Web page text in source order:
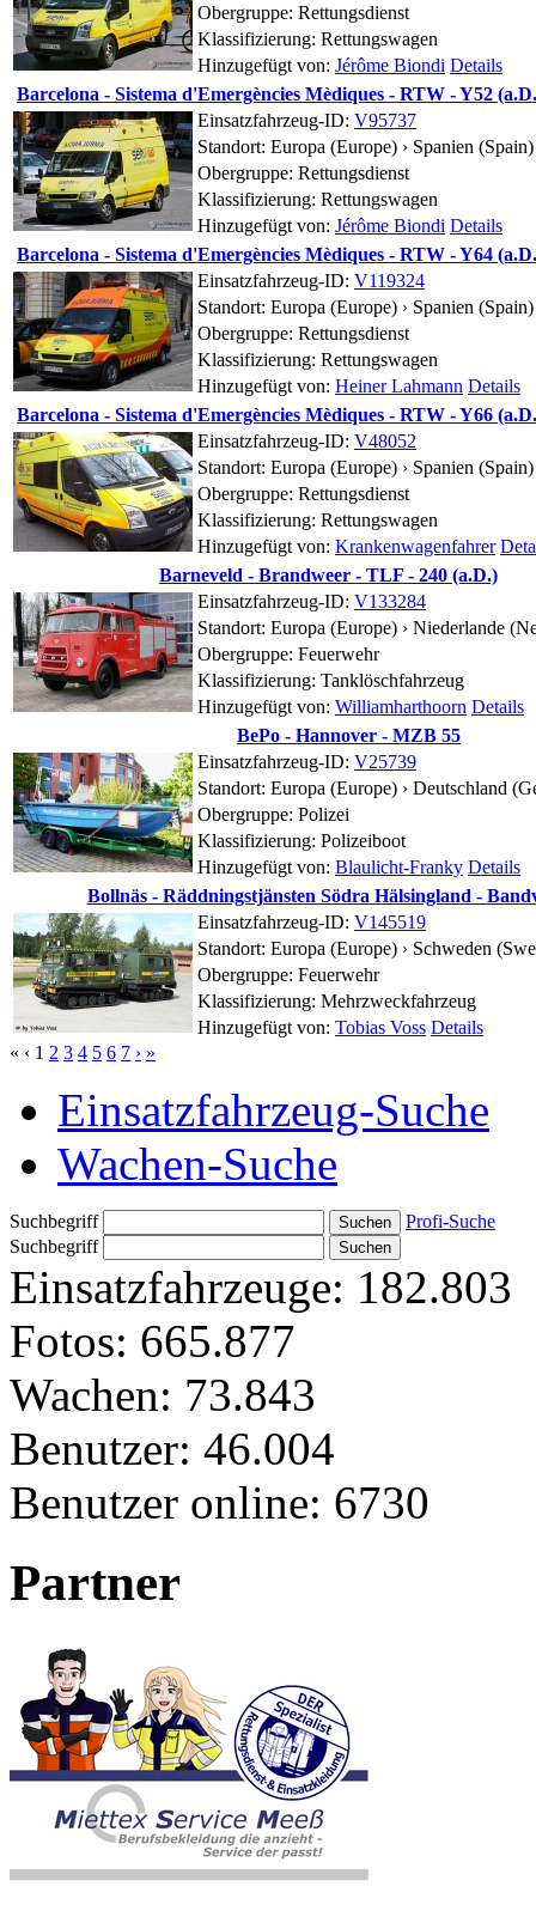
Obergruppe: Rettungsdienst
Klassifizierung: Rettungswagen
Hinzugefügt von: Jérôme Biondi Details
Barcelona - Sistema d'Emergències Mèdiques - RTW - Y52
Einsatzfahrzeug-ID: V95737
Standort: Europa (Europe) › Spanien
Obergruppe: Rettungsdienst
Klassifizierung: Rettungswagen
Hinzugefügt von: Jérôme Biondi Details
Barcelona - Sistema d'Emergències Mèdiques - RTW - Y64
Einsatzfahrzeug-ID: V119324
Standort: Europa (Europe) › Spanien
Obergruppe: Rettungsdienst
Klassifizierung: Rettungswagen
Hinzugefügt von: Heiner Lahmann Details
Barcelona - Sistema d'Emergències Mèdiques - RTW - Y66
Einsatzfahrzeug-ID: V48052
Standort: Europa (Europe) › Spanien
Obergruppe: Rettungsdienst
Klassifizierung: Rettungswagen
Hinzugefügt von: Krankenwagenfahrer
Barneveld - Brandweer - TLF - 240 (a.D.)
Einsatzfahrzeug-ID: V133284
Standort: Europa (Europe) › Niederlande
Obergruppe: Feuerwehr
Klassifizierung: Tanklöschfahrzeug
Hinzugefügt von: Williamharthoorn Details
BePo - Hannover - MZB 55
Einsatzfahrzeug-ID: V25739
Standort: Europa (Europe) › Deutschland
Obergruppe: Polizei
Klassifizierung: Polizeiboot
Hinzugefügt von: Blaulicht-Franky Details
Bollnäs - Räddningstjänsten Södra Hälsingland -
Einsatzfahrzeug-ID: V145519
Standort: Europa (Europe) › Schweden
Obergruppe: Feuerwehr
Klassifizierung: Mehrzweckfahrzeug
Hinzugefügt von: Tobias Voss Details
« ‹ 1 2 3 4 5 6 7 › »
Einsatzfahrzeug-Suche
Wachen-Suche
Suchbegriff
Profi-Suche
Suchbegriff
Einsatzfahrzeuge: 182.803
Fotos: 665.877
Wachen: 73.843
Benutzer: 46.004
Benutzer online: 6730
Partner